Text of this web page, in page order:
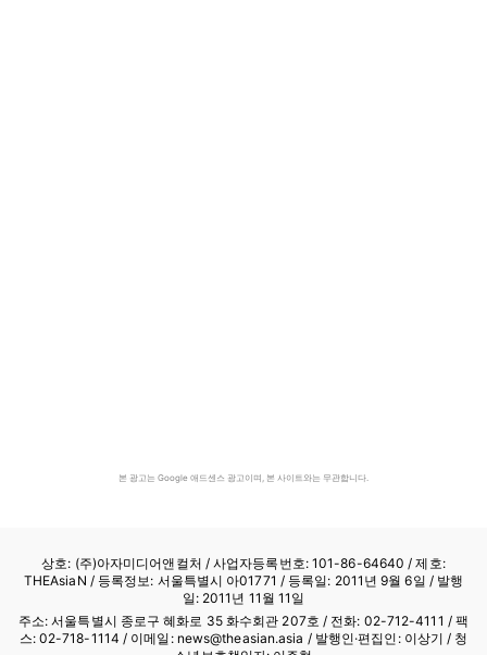
본 광고는 Google 애드센스 광고이며, 본 사이트와는 무관합니다.
상호: (주)아자미디어앤컬처 /사업자등록번호: 101-86-64640 / 제호:
THEAsiaN / 등록정보: 서울특별시 아01771 / 등록일: 2011년 9월 6일 / 발행
일: 2011년 11월 11일
주소: 서울특별시 종로구 혜화로 35 화수회관 207호 / 전화: 02-712-4111 / 팩
스: 02-718-1114 / 이메일: news@theasian.asia / 발행인·편집인: 이상기 / 청